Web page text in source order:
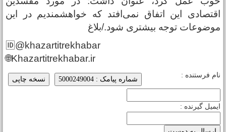
این اتفاق نمی‌افتد که خواهشمندیم در این
توجه بیشتری شود./بلاغ
🆔@khazartitrekhabar
🌐Khazartitrekhabar.ir
نسخه چاپی شماره پیامک : 5000249004
فرستنده :
گیرنده :